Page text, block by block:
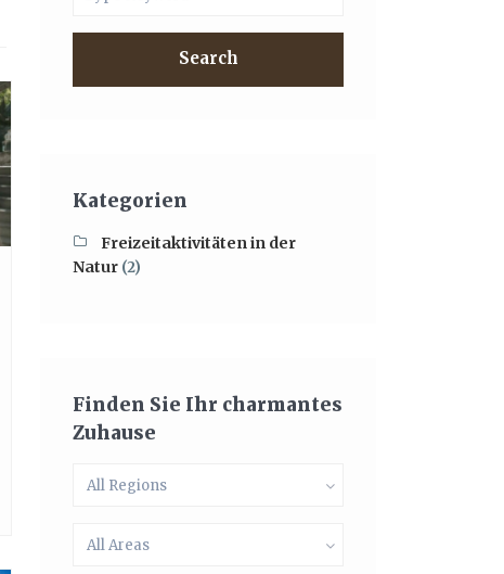
Search
Kategorien
Freizeitaktivitäten in der
Natur (2)
Finden Sie Ihr charmantes
Zuhause
All Regions
All Areas